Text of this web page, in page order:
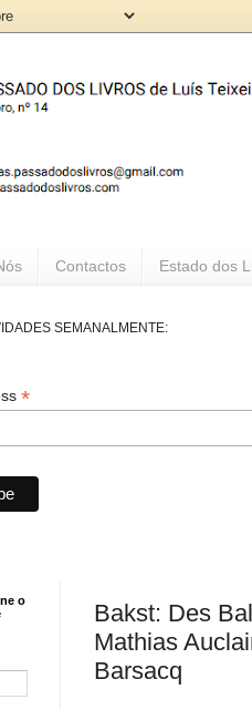
Contactos Estado dos
SEMANALMENTE:
*
Bakst: Des
Mathias
Barsacq
o